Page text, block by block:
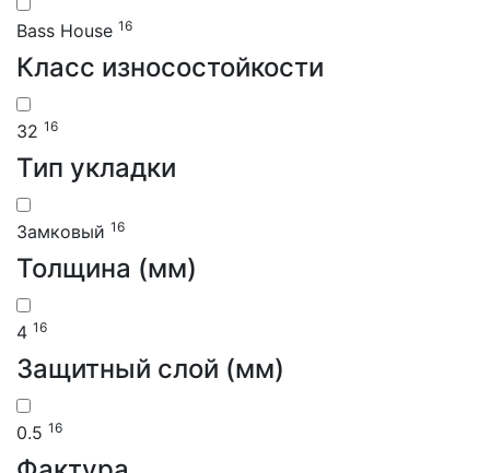
Bass House 16
Класс износостойкости
32 16
Тип укладки
Замковый 16
Толщина (мм)
4 16
Защитный слой (мм)
0.5 16